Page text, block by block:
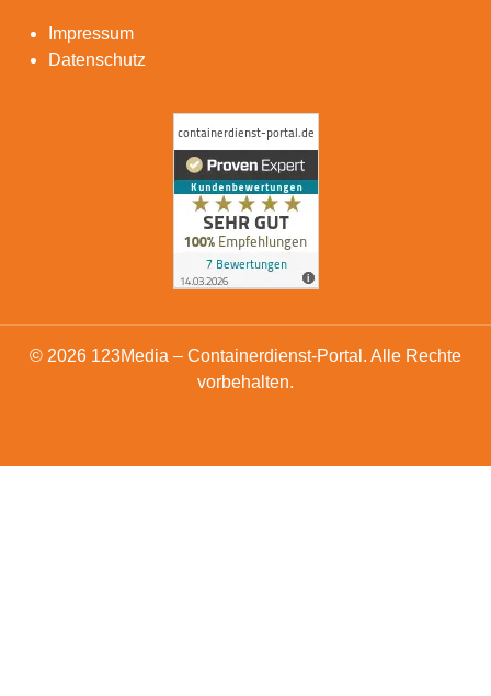
Impressum
Datenschutz
© 2026 123Media – Containerdienst-Portal. Alle Rechte
vorbehalten.